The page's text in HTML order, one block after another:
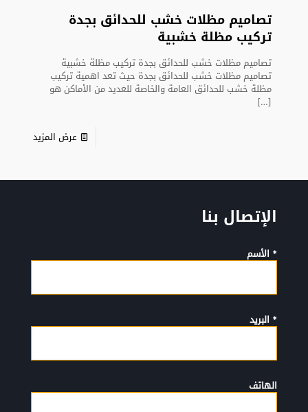
تصاميم مظلات خشب للحدائق بجدة
تركيب مظلة خشبية
تصاميم مظلات خشب للحدائق بجدة تركيب مظلة خشبية
تصاميم مظلات خشب للحدائق بجدة حيث تعد اهمية تركيب
مظلة خشب للحدائق العامة والخاصة للعديد من الأماكن هو
[…]
عرض المزيد
الإتصال بنا
* الأسم
* البريد
الهاتف